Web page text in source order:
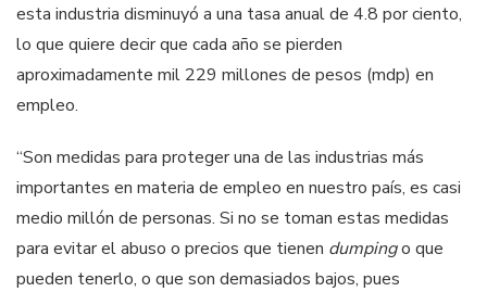
esta industria disminuyó a una tasa anual de 4.8 por ciento,
lo que quiere decir que cada año se pierden
aproximadamente mil 229 millones de pesos (mdp) en
empleo.
“Son medidas para proteger una de las industrias más
importantes en materia de empleo en nuestro país, es casi
medio millón de personas. Si no se toman estas medidas
para evitar el abuso o precios que tienen dumpingo que
pueden tenerlo, o que son demasiados bajos, pues